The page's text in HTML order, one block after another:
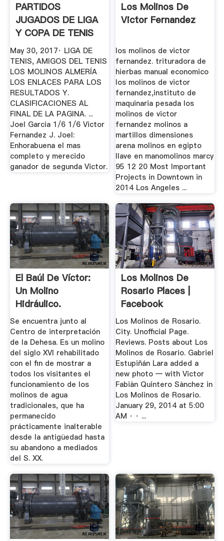
PARTIDOS
JUGADOS DE LIGA
Y COPA DE TENIS
29 DE MAYO .
May 30, 2017· LIGA DE
TENIS, AMIGOS DEL TENIS
LOS MOLINOS ALMERÍA
LOS ENLACES PARA LOS
RESULTADOS Y.
CLASIFICACIONES AL
FINAL DE LA PAGINA. ...
Joel Garcia 1/6 1/6 Victor
Fernandez J. Joel:
Enhorabuena el mas
completo y merecido
ganador de segunda Victor.
Los Molinos De
Victor Fernandez
los molinos de victor
fernandez. trituradora de
hierbas manual economico
los molinos de victor
fernandez,instituto de
maquinaria pesada los
molinos de victor
fernandez molinos a
martillos dimensiones
arena molinos en egipto
llave en manomolinos marcy
95 12 20 Most Important
Projects in Downtown in
2014 Los Angeles ...
El Baúl De Víctor:
Un Molino
Hidráulico.
Se encuentra junto al
Centro de interpretación
de la Dehesa. Es un molino
del siglo XVI rehabilitado
con el fin de mostrar a
todos los visitantes el
funcionamiento de los
molinos de agua
tradicionales, que ha
permanecido
prácticamente inalterable
desde la antigüedad hasta
su abandono a mediados
del S. XX.
Los Molinos De
Rosario Places |
Facebook
Los Molinos de Rosario.
City. Unofficial Page.
Reviews. Posts about Los
Molinos de Rosario. Gabriel
Estupiñán Lara added a
new photo — with Victor
Fabiàn Quintero Sànchez in
Los Molinos de Rosario.
January 29, 2014 at 5:00
AM · · ...